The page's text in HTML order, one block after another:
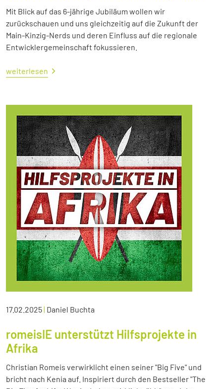
Mit Blick auf das 6-jährige Jubiläum wollen wir
zurückschauen und uns gleichzeitig auf die Zukunft der
Main-Kinzig-Nerds und deren Einfluss auf die regionale
Entwicklergemeinschaft fokussieren.
weiterlesen
17.02.2025| Daniel Buchta
romeisIE unterstützt Hilfsprojekte in
Afrika
Christian Romeis verwirklicht einen seiner "Big Five" und
bricht nach Kenia auf. Inspiriert durch den Bestseller "The